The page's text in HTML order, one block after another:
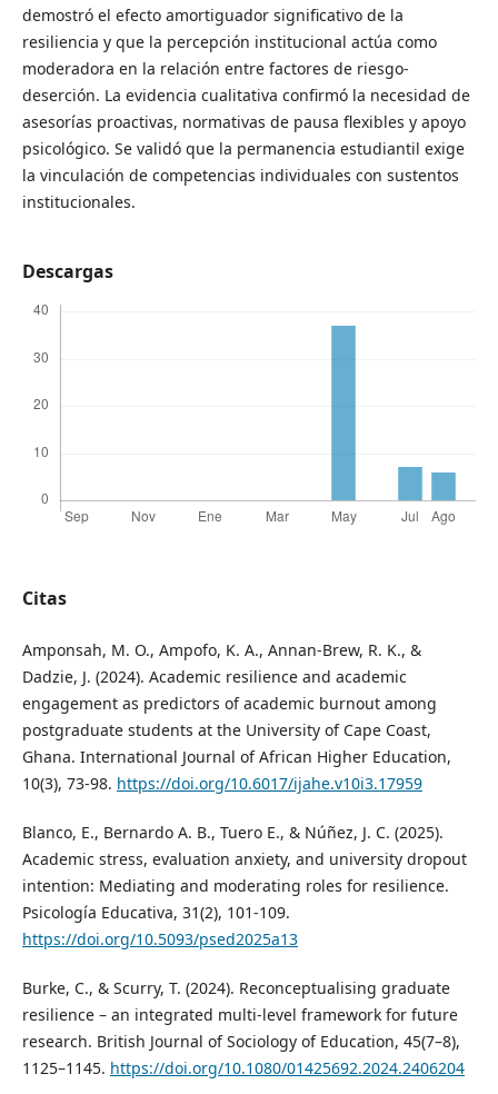
demostró el efecto amortiguador significativo de la
resiliencia y que la percepción institucional actúa como
moderadora en la relación entre factores de riesgo-
deserción. La evidencia cualitativa confirmó la necesidad de
asesorías proactivas, normativas de pausa flexibles y apoyo
psicológico. Se validó que la permanencia estudiantil exige
la vinculación de competencias individuales con sustentos
institucionales.
Descargas
Citas
Amponsah, M. O., Ampofo, K. A., Annan-Brew, R. K., &
Dadzie, J. (2024). Academic resilience and academic
engagement as predictors of academic burnout among
postgraduate students at the University of Cape Coast,
Ghana. International Journal of African Higher Education,
10(3), 73-98. https://doi.org/10.6017/ijahe.v10i3.17959
Blanco, E., Bernardo A. B., Tuero E., & Núñez, J. C. (2025).
Academic stress, evaluation anxiety, and university dropout
intention: Mediating and moderating roles for resilience.
Psicología Educativa, 31(2), 101-109.
https://doi.org/10.5093/psed2025a13
Burke, C., & Scurry, T. (2024). Reconceptualising graduate
resilience – an integrated multi-level framework for future
research. British Journal of Sociology of Education, 45(7–8),
1125–1145. https://doi.org/10.1080/01425692.2024.2406204